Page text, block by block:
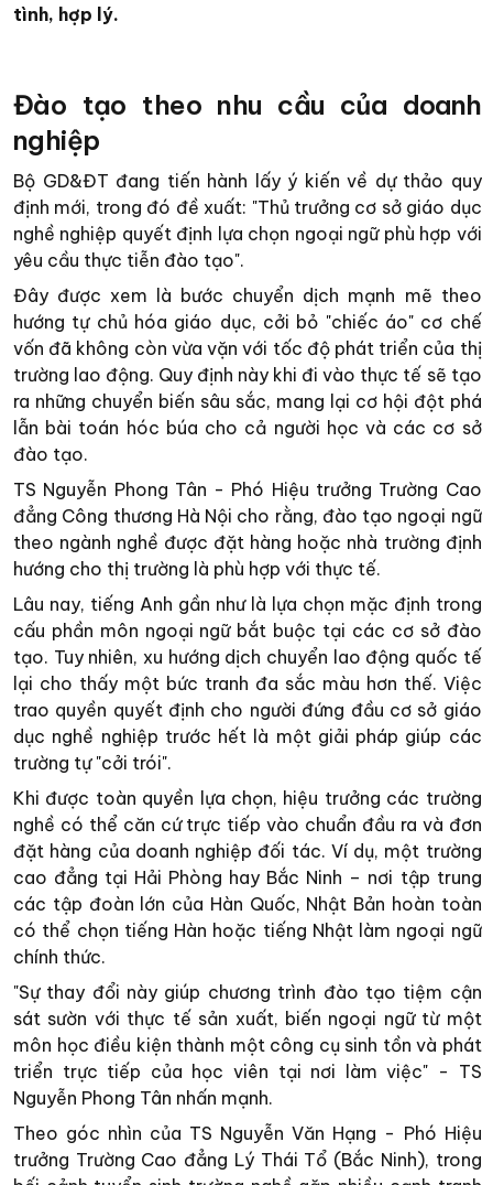
tình, hợp lý.
Đào tạo theo nhu cầu của doanh
nghiệp
Bộ GD&ĐT đang tiến hành lấy ý kiến về dự thảo quy
định mới, trong đó đề xuất: "Thủ trưởng cơ sở giáo dục
nghề nghiệp quyết định lựa chọn ngoại ngữ phù hợp với
yêu cầu thực tiễn đào tạo".
Đây được xem là bước chuyển dịch mạnh mẽ theo
hướng tự chủ hóa giáo dục, cởi bỏ "chiếc áo" cơ chế
vốn đã không còn vừa vặn với tốc độ phát triển của thị
trường lao động. Quy định này khi đi vào thực tế sẽ tạo
ra những chuyển biến sâu sắc, mang lại cơ hội đột phá
lẫn bài toán hóc búa cho cả người học và các cơ sở
đào tạo.
TS Nguyễn Phong Tân - Phó Hiệu trưởng Trường Cao
đẳng Công thương Hà Nội cho rằng, đào tạo ngoại ngữ
theo ngành nghề được đặt hàng hoặc nhà trường định
hướng cho thị trường là phù hợp với thực tế.
Lâu nay, tiếng Anh gần như là lựa chọn mặc định trong
cấu phần môn ngoại ngữ bắt buộc tại các cơ sở đào
tạo. Tuy nhiên, xu hướng dịch chuyển lao động quốc tế
lại cho thấy một bức tranh đa sắc màu hơn thế. Việc
trao quyền quyết định cho người đứng đầu cơ sở giáo
dục nghề nghiệp trước hết là một giải pháp giúp các
trường tự "cởi trói".
Khi được toàn quyền lựa chọn, hiệu trưởng các trường
nghề có thể căn cứ trực tiếp vào chuẩn đầu ra và đơn
đặt hàng của doanh nghiệp đối tác. Ví dụ, một trường
cao đẳng tại Hải Phòng hay Bắc Ninh – nơi tập trung
các tập đoàn lớn của Hàn Quốc, Nhật Bản hoàn toàn
có thể chọn tiếng Hàn hoặc tiếng Nhật làm ngoại ngữ
chính thức.
"Sự thay đổi này giúp chương trình đào tạo tiệm cận
sát sườn với thực tế sản xuất, biến ngoại ngữ từ một
môn học điều kiện thành một công cụ sinh tồn và phát
triển trực tiếp của học viên tại nơi làm việc" - TS
Nguyễn Phong Tân nhấn mạnh.
Theo góc nhìn của TS Nguyễn Văn Hạng - Phó Hiệu
trưởng Trường Cao đẳng Lý Thái Tổ (Bắc Ninh), trong